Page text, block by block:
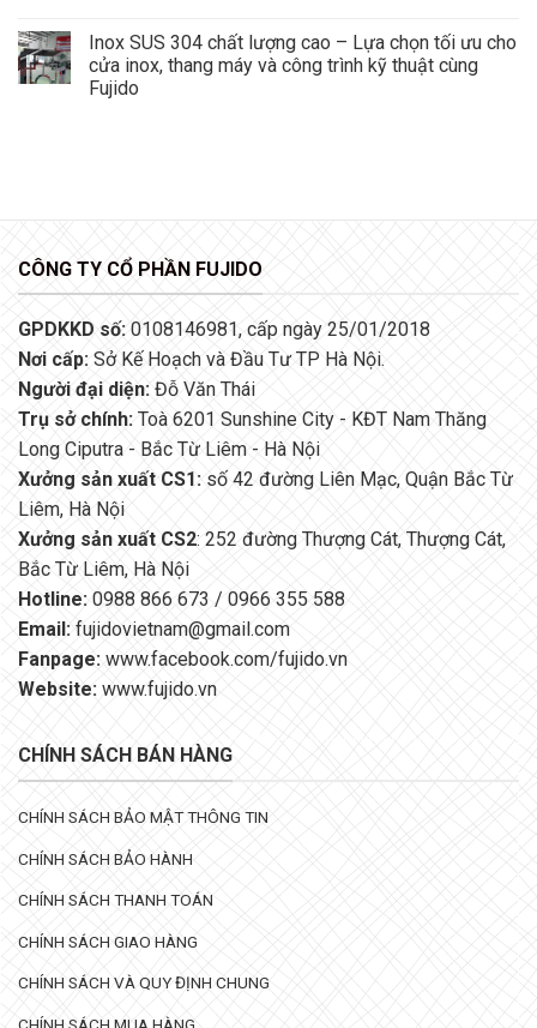
Inox SUS 304 chất lượng cao – Lựa chọn tối ưu cho
cửa inox, thang máy và công trình kỹ thuật cùng
Fujido
CÔNG TY CỔ PHẦN FUJIDO
GPDKKD số: 0108146981, cấp ngày 25/01/2018
Nơi cấp: Sở Kế Hoạch và Đầu Tư TP Hà Nội.
Người đại diện: Đỗ Văn Thái
Trụ sở chính: Toà 6201 Sunshine City - KĐT Nam Thăng
Long Ciputra - Bắc Từ Liêm - Hà Nội
Xưởng sản xuất CS1: số 42 đường Liên Mạc, Quận Bắc Từ
Liêm, Hà Nội
Xưởng sản xuất CS2: 252 đường Thượng Cát, Thượng Cát,
Bắc Từ Liêm, Hà Nội
Hotline:0988 866 673 / 0966 355 588
Email: fujidovietnam@gmail.com
Fanpage:www.facebook.com/fujido.vn
Website: www.fujido.vn
CHÍNH SÁCH BÁN HÀNG
CHÍNH SÁCH BẢO MẬT THÔNG TIN
CHÍNH SÁCH BẢO HÀNH
CHÍNH SÁCH THANH TOÁN
CHÍNH SÁCH GIAO HÀNG
CHÍNH SÁCH VÀ QUY ĐỊNH CHUNG